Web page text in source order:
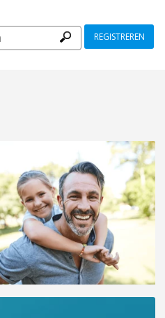
REGISTREREN